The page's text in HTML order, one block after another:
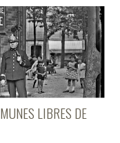
LIBRES DE